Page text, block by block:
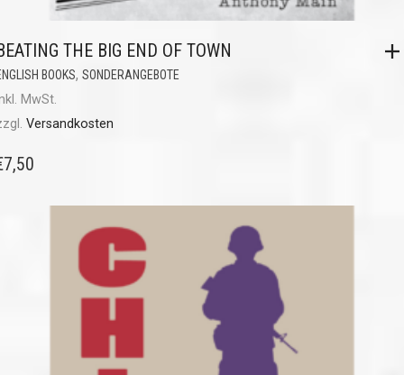
THE BIG END OF TOWN
BOOKS, SONDERANGEBOTE
MwSt.
Versandkosten
7,50